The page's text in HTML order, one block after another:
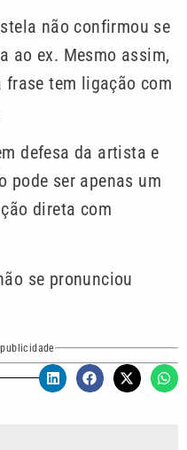
não confirmou se
ao ex. Mesmo assim,
tem ligação com
defesa da artista e
pode ser apenas um
direta com
se pronunciou